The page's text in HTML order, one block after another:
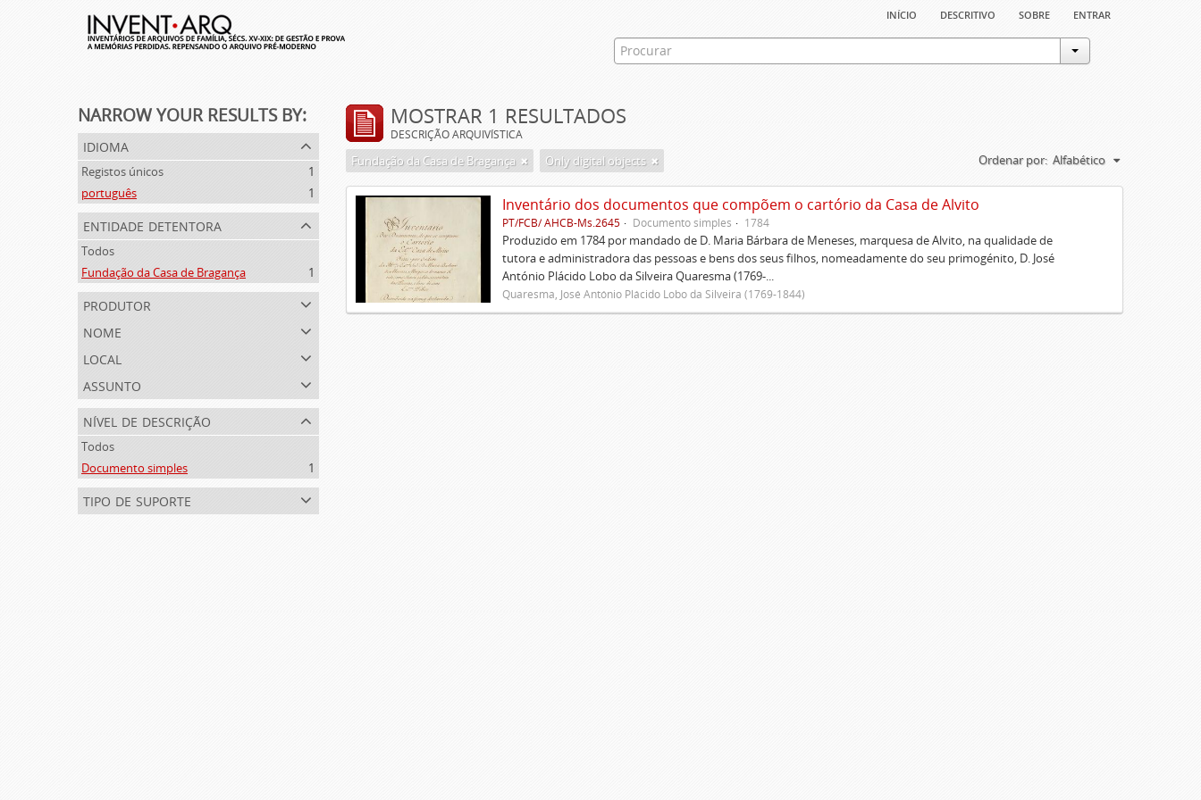
início descritivo sobre entrar
NARROW YOUR RESULTS BY:
idioma
Registos únicos
1
português
1
entidade detentora
Todos
Fundação da Casa de Bragança
1
produtor
nome
local
assunto
nível de descrição
Todos
Documento simples
1
tipo de suporte
MOSTRAR 1 RESULTADOS
DESCRIÇÃO ARQUIVÍSTICA
Fundação da Casa de Bragança Only digital objects Ordenar por: Alfabético
Inventário dos documentos que compõem o cartório da Casa de Alvito
PT/FCB/ AHCB-Ms.2645 Documento simples 1784
Produzido em 1784 por mandado de D. Maria Bárbara de Meneses, marquesa de Alvito, na qualidade de
tutora e administradora das pessoas e bens dos seus filhos, nomeadamente do seu primogénito, D. José
António Plácido Lobo da Silveira Quaresma (1769-...
Quaresma, José António Plácido Lobo da Silveira (1769-1844)